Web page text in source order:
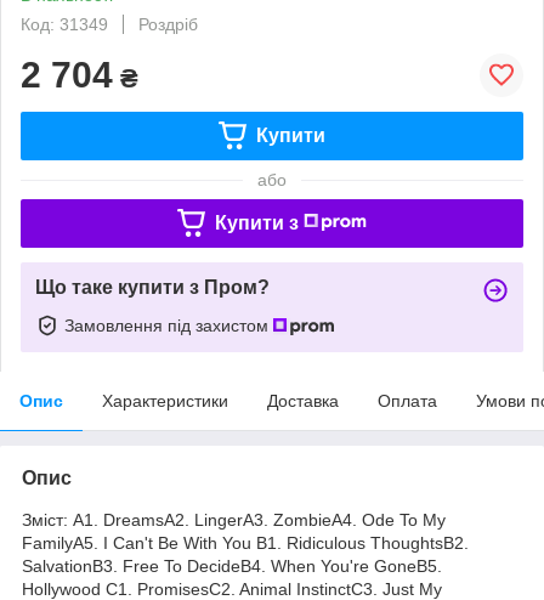
Код: 31349
Роздріб
2 704 ₴
Купити
або
Купити з
Що таке купити з Пром?
Замовлення під захистом
Опис Характеристики Доставка Оплата Умови
Опис
Зміст: A1. DreamsA2. LingerA3. ZombieA4. Ode To My
FamilyA5. I Can't Be With You B1. Ridiculous ThoughtsB2.
SalvationB3. Free To DecideB4. When You're GoneB5.
Hollywood C1. PromisesC2. Animal InstinctC3. Just My